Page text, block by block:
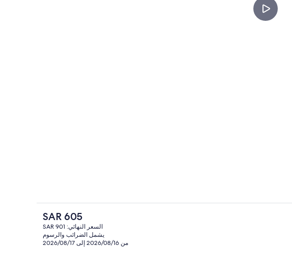
مقهى
السعر
الحالي
هو
SAR
SAR 605
السعر النهائي: SAR 901
يشمل الضرائب والرسوم
من 2026/08/16 إلى 2026/08/17